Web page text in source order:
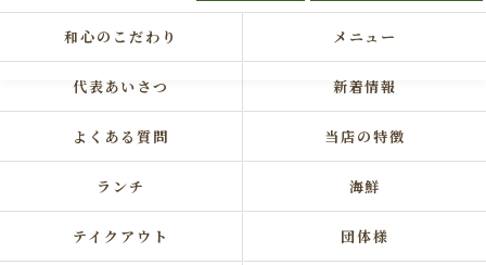
和心のこだわり メニュー
代表あいさつ 新着情報
よくある質問 当店の特徴
ランチ 海鮮
テイクアウト 団体様